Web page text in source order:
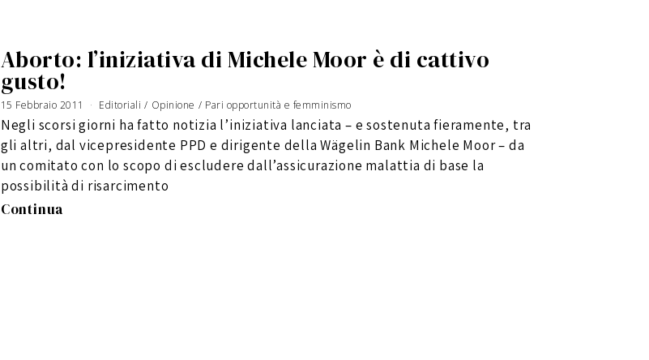
Aborto: l’iniziativa di Michele Moor è di cattivo
gusto!
15 Febbraio 2011
M
a
r
z
o
0
1
Editoriali / Opinione / Pari opportunità e femminismo
Negli scorsi giorni ha fatto notizia l’iniziativa lanciata – e sostenuta fieramente, tra
gli altri, dal vicepresidente PPD e dirigente della Wägelin Bank Michele Moor – da
un comitato con lo scopo di escludere dall’assicurazione malattia di base la
possibilità di risarcimento
Continua